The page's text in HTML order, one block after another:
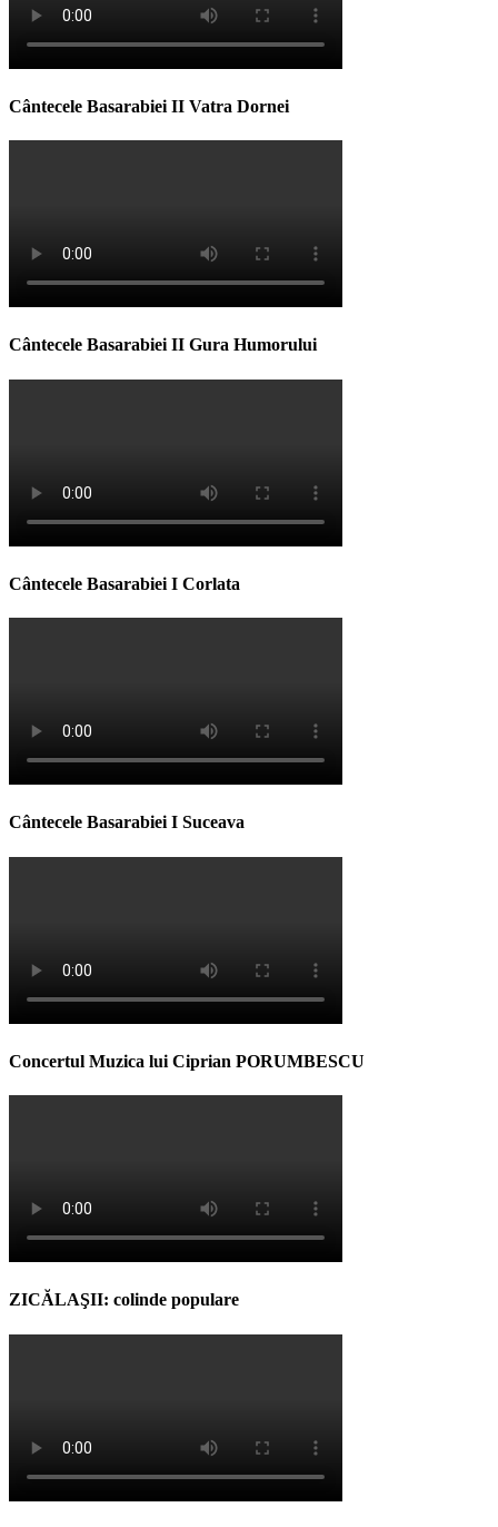
Cântecele Basarabiei II Vatra Dornei
Cântecele Basarabiei II Gura Humorului
Cântecele Basarabiei I Corlata
Cântecele Basarabiei I Suceava
Concertul Muzica lui Ciprian PORUMBESCU
ZICĂLAŞII: colinde populare